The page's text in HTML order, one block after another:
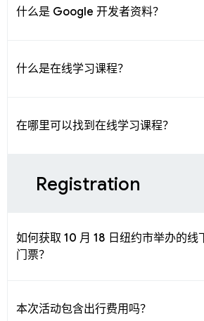
什么是 Google 开发者资料？
什么是在线学习课程？
在哪里可以找到在线学习课程？
Registration
如何获取 10 月 18 日纽约市举办的线
门票？
本次活动包含出行费用吗？